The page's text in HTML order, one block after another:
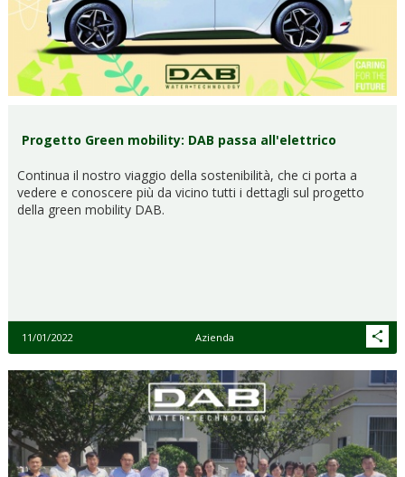
Progetto Green mobility: DAB passa all'elettrico
Continua il nostro viaggio della sostenibilità, che ci porta a
vedere e conoscere più da vicino tutti i dettagli sul progetto
della green mobility DAB.
11/01/2022 Azienda